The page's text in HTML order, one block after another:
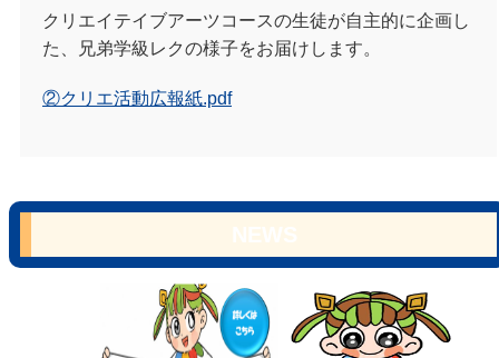
クリエイテイブアーツコースの生徒が自主的に企画し
た、兄弟学級レクの様子をお届けします。
②クリエ活動広報紙.pdf